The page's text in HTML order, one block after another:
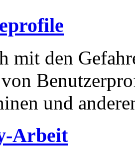
mit den
und
Arbeit